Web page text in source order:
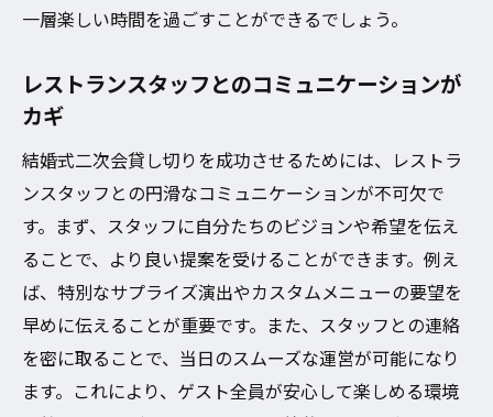
一層楽しい時間を過ごすことができるでしょう。
レストランスタッフとのコミュニケーションが
カギ
結婚式二次会貸し切りを成功させるためには、レストラ
ンスタッフとの円滑なコミュニケーションが不可欠で
す。まず、スタッフに自分たちのビジョンや希望を伝え
ることで、より良い提案を受けることができます。例え
ば、特別なサプライズ演出やカスタムメニューの要望を
早めに伝えることが重要です。また、スタッフとの連絡
を密に取ることで、当日のスムーズな運営が可能になり
ます。これにより、ゲスト全員が安心して楽しめる環境